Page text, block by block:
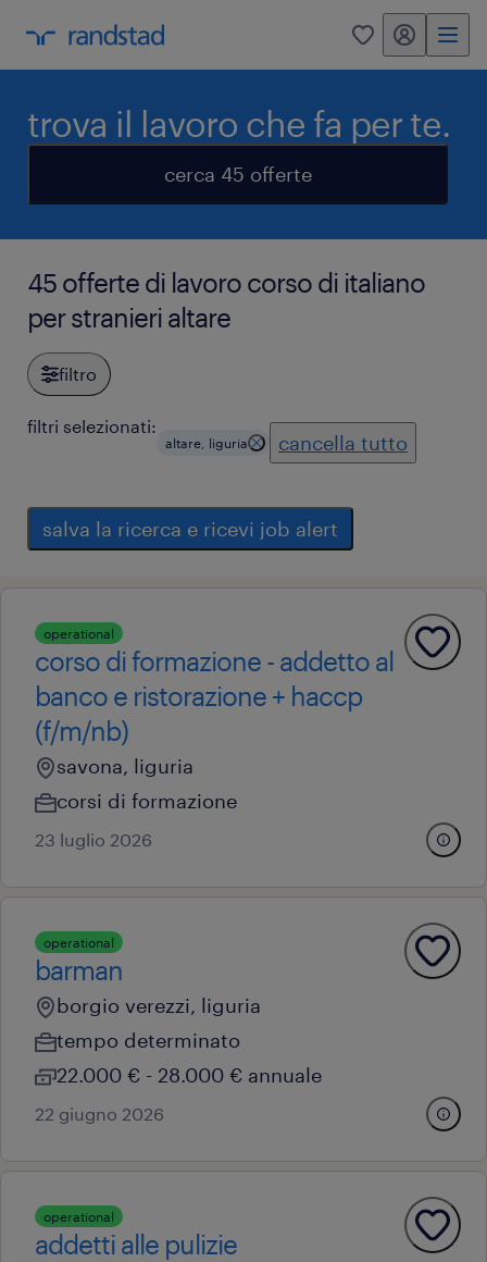
0 my randstad
trova il lavoro che fa per te.
cerca 45 offerte
45 offerte di lavoro corso di italiano
per stranieri altare
filtro
filtri selezionati:
altare, liguria cancella tutto
salva la ricerca e ricevi job alert
operational
corso di formazione - addetto al
banco e ristorazione + haccp
(f/m/nb)
savona, liguria
corsi di formazione
23 luglio 2026
operational
barman
borgio verezzi, liguria
tempo determinato
22.000 € - 28.000 € annuale
22 giugno 2026
operational
addetti alle pulizie